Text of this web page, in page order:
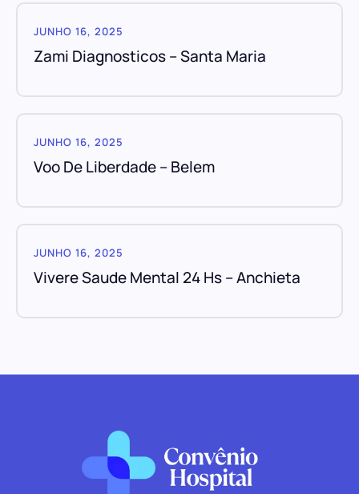
JUNHO 16, 2025
Zami Diagnosticos – Santa Maria
JUNHO 16, 2025
Voo De Liberdade – Belem
JUNHO 16, 2025
Vivere Saude Mental 24 Hs – Anchieta